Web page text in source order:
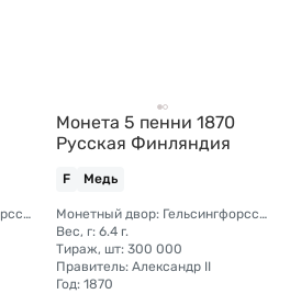
Монетный двор: Гельсингфорсский монетный двор (Финляндия)
Монета 5 пенни 1870
Русская Финляндия
F Медь
Монетный двор: Гельсингфорсский монетный двор (Финляндия)
Вес, г: 6.4 г.
Тираж, шт: 300 000
Правитель: Александр II
Год: 1870